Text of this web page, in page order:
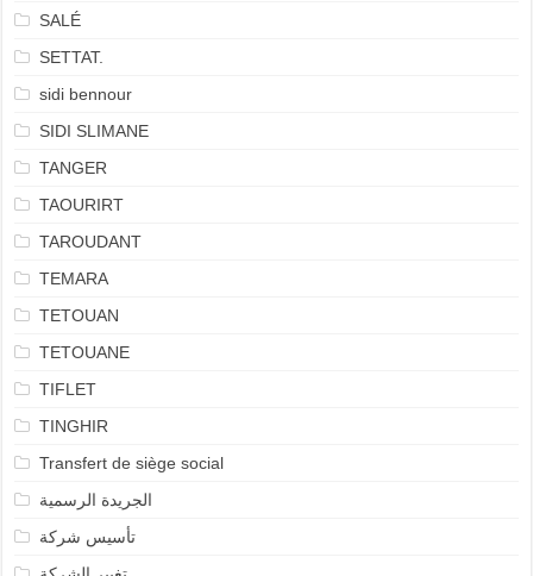
SALÉ
SETTAT.
sidi bennour
SIDI SLIMANE
TANGER
TAOURIRT
TAROUDANT
TEMARA
TETOUAN
TETOUANE
TIFLET
TINGHIR
Transfert de siège social
الجريدة الرسمية
تأسيس شركة